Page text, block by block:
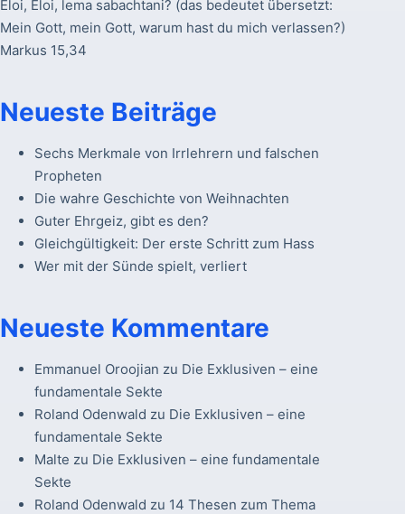
Eloi, Eloi, lema sabachtani? (das bedeutet übersetzt:
Mein Gott, mein Gott, warum hast du mich verlassen?)
Markus 15,34
Neueste Beiträge
Sechs Merkmale von Irrlehrern und falschen
Propheten
Die wahre Geschichte von Weihnachten
Guter Ehrgeiz, gibt es den?
Gleichgültigkeit: Der erste Schritt zum Hass
Wer mit der Sünde spielt, verliert
Neueste Kommentare
Emmanuel Oroojian zu Die Exklusiven – eine
fundamentale Sekte
Roland Odenwald zu Die Exklusiven – eine
fundamentale Sekte
Malte zu Die Exklusiven – eine fundamentale
Sekte
Roland Odenwald zu 14 Thesen zum Thema